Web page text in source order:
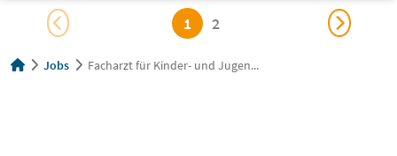
1 2
Jobs Facharzt für Kinder- und Jugen...